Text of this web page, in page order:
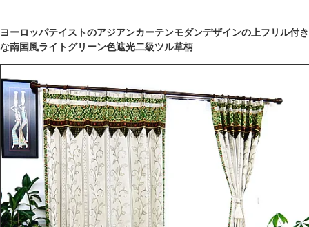
ヨーロッパテイストのアジアンカーテンモダンデザインの上フリル付き
な南国風ライトグリーン色遮光二級ツル草柄